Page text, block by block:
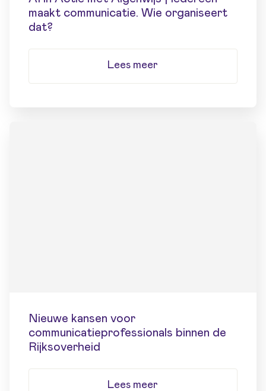
maakt communicatie. Wie organiseert
dat?
Lees meer
Nieuwe kansen voor
communicatieprofessionals binnen de
Rijksoverheid
Lees meer